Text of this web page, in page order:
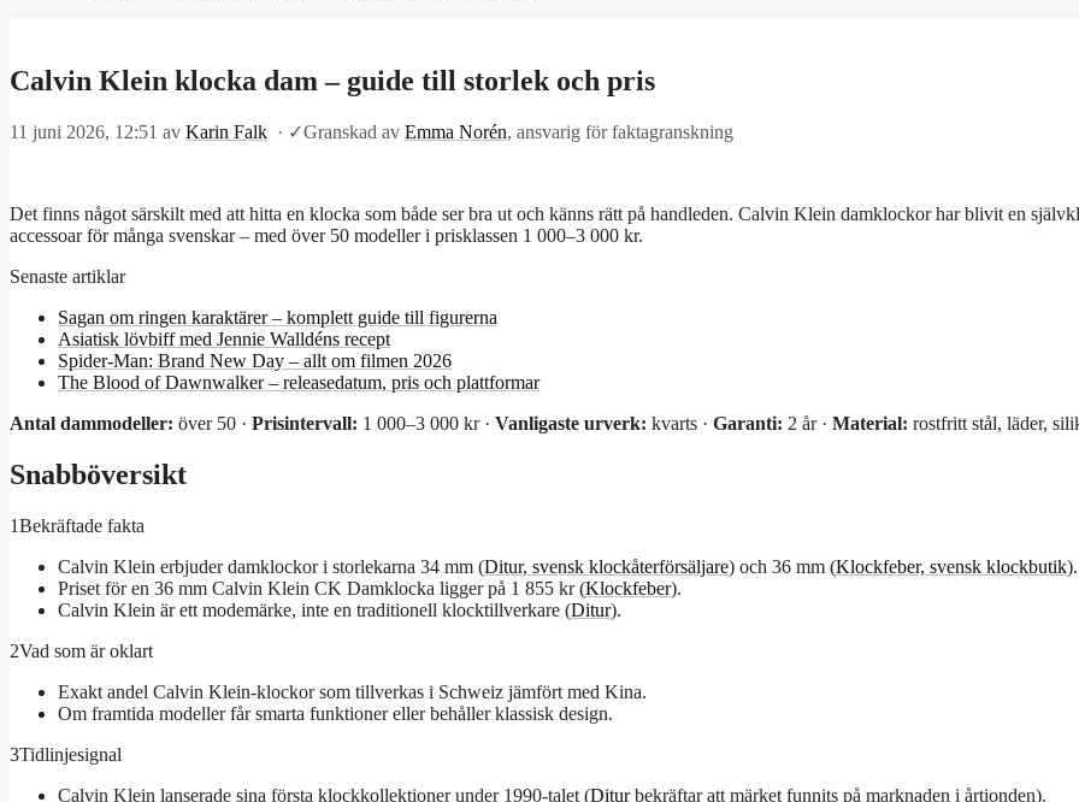
Calvin Klein klocka dam – guide till storlek och pris
11 juni 2026, 12:51 av Karin Falk · ✓Granskad av Emma Norén, ansvarig för faktagranskning
Det finns något särskilt med att hitta en klocka som både ser bra ut och känns rätt på handleden. Calvin Klein damklockor har blivit en
accessoar för många svenskar – med över 50 modeller i prisklassen 1 000–3 000 kr.
Senaste artiklar
Sagan om ringen karaktärer – komplett guide till figurerna
Asiatisk lövbiff med Jennie Walldéns recept
Spider-Man: Brand New Day – allt om filmen 2026
The Blood of Dawnwalker – releasedatum, pris och plattformar
Antal dammodeller: över 50 · Prisintervall: 1 000–3 000 kr · Vanligaste urverk: kvarts · Garanti: 2 år · Material: rostfritt stål, läder,
Snabböversikt
1Bekräftade fakta
Calvin Klein erbjuder damklockor i storlekarna 34 mm (Ditur, svensk klockåterförsäljare) och 36 mm (Klockfeber, svensk klockbutik).
Priset för en 36 mm Calvin Klein CK Damklocka ligger på 1 855 kr (Klockfeber).
Calvin Klein är ett modemärke, inte en traditionell klocktillverkare (Ditur).
2Vad som är oklart
Exakt andel Calvin Klein-klockor som tillverkas i Schweiz jämfört med Kina.
Om framtida modeller får smarta funktioner eller behåller klassisk design.
3Tidlinjesignal
Calvin Klein lanserade sina första klockkollektioner under 1990-talet (Diturbekräftar att märket funnits på marknaden i årtionden).